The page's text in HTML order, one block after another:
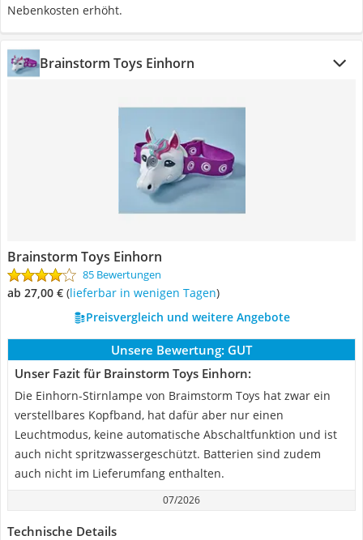
Nebenkosten erhöht.
Brainstorm Toys Einhorn
Brainstorm Toys Einhorn
85 Bewertungen
ab 27,00 € ( Lieferbar in wenigen Tagen)
Preisvergleich und weitere Angebote
Unsere Bewertung: GUT
Unser Fazit für Brainstorm Toys Einhorn:
Die Einhorn-Stirnlampe von Braimstorm Toys hat zwar ein
verstellbares Kopfband, hat dafür aber nur einen
Leuchtmodus, keine automatische Abschaltfunktion und ist
auch nicht spritzwassergeschützt. Batterien sind zudem
auch nicht im Lieferumfang enthalten.
07/2026
Technische Details